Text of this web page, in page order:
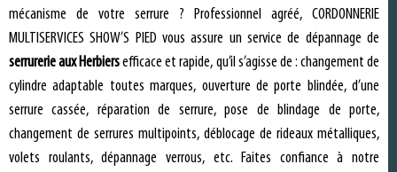
mécanisme de votre serrure ? Professionnel agréé, CORDONNERIE
MULTISERVICES SHOW’S PIED vous assure un service de dépannage de
serrurerie aux Herbiersefficace et rapide, qu’il s’agisse de : changement de
cylindre adaptable toutes marques, ouverture de porte blindée, d’une
serrure cassée, réparation de serrure, pose de blindage de porte,
changement de serrures multipoints, déblocage de rideaux métalliques,
volets roulants, dépannage verrous, etc. Faites confiance à notre